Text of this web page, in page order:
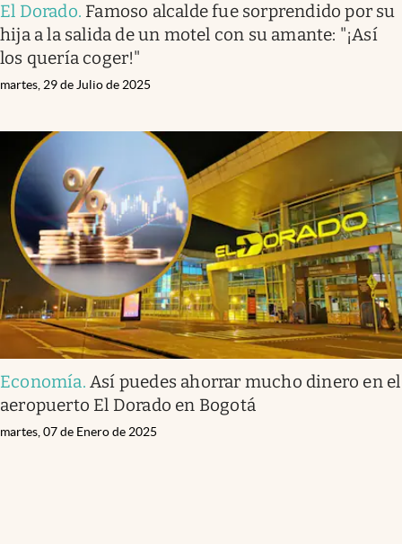
El Dorado. Famoso alcalde fue sorprendido por su
hija a la salida de un motel con su amante: "¡Así
los quería coger!"
martes, 29 de Julio de 2025
Economía.Así puedes ahorrar mucho dinero en el
aeropuerto El Dorado en Bogotá
martes, 07 de Enero de 2025